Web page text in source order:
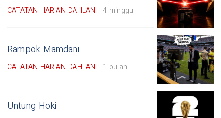
CATATAN HARIAN DAHLAN 4 minggu
Rampok Mamdani
CATATAN HARIAN DAHLAN 1 bulan
Untung Hoki